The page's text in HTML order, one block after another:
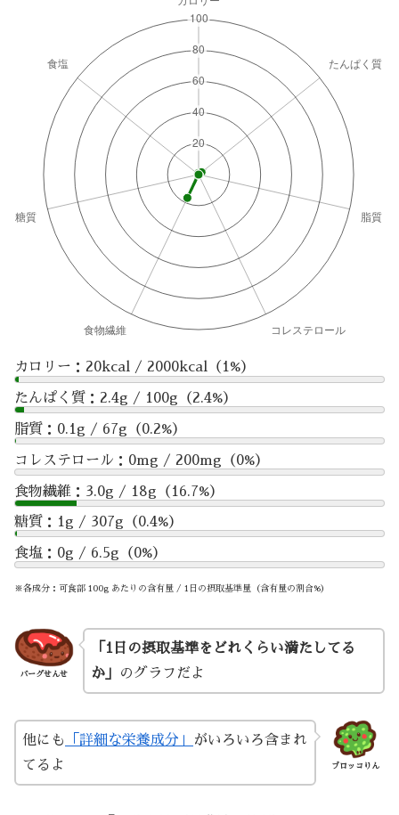
カロリー：20kcal / 2000kcal（1%）
たんぱく質：2.4g / 100g（2.4%）
脂質：0.1g / 67g（0.2%）
コレステロール：0mg / 200mg（0%）
食物繊維：3.0g / 18g（16.7%）
糖質：1g / 307g（0.4%）
食塩：0g / 6.5g（0%）
※各成分：可食部 100g あたりの含有量 / 1日の摂取基準量（含有量の割合%）
バーグせんせ
「1日の摂取基準をどれくらい満たしてる
か」
のグラフだよ
ブロッコりん
他にも 「詳細な栄養成分」
がいろいろ含まれ
てるよ